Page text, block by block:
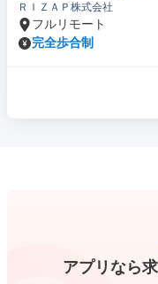
ＲＩＺＡＰ株式会社
フルリモート
完全歩合制
アプリなら